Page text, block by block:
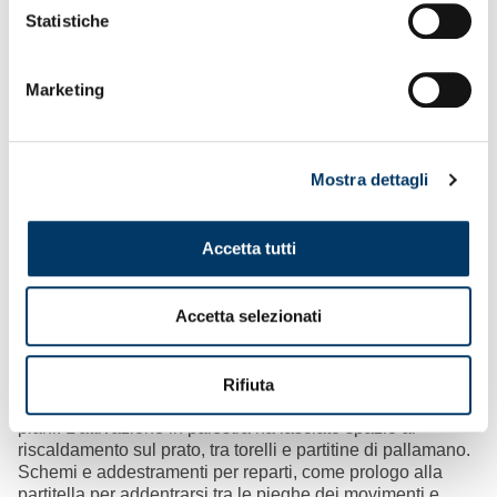
Statistiche
Marketing
Mostra dettagli
Accetta tutti
Accetta selezionati
Rifiuta
Gruppo compatto– Di nuovo insieme, al netto delle
assenze dei convalescenti e con la presenza invece di un
paio di elementi della Primavera, attesa dal match interno
con la Fiorentina, per preparare la partita con la Lazio,
anticipo della 33ma giornata. Raduno per colazione nella
club house di Villa Rostan, preparativi tra spogliatoi e sale
piani. L’attivazione in palestra ha lasciato spazio al
riscaldamento sul prato, tra torelli e partitine di pallamano.
Schemi e addestramenti per reparti, come prologo alla